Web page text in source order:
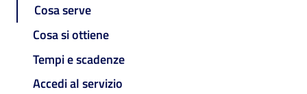
Cosa serve
Cosa si ottiene
Tempi e scadenze
Accedi al servizio